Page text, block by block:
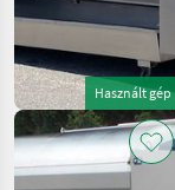
Használt gép